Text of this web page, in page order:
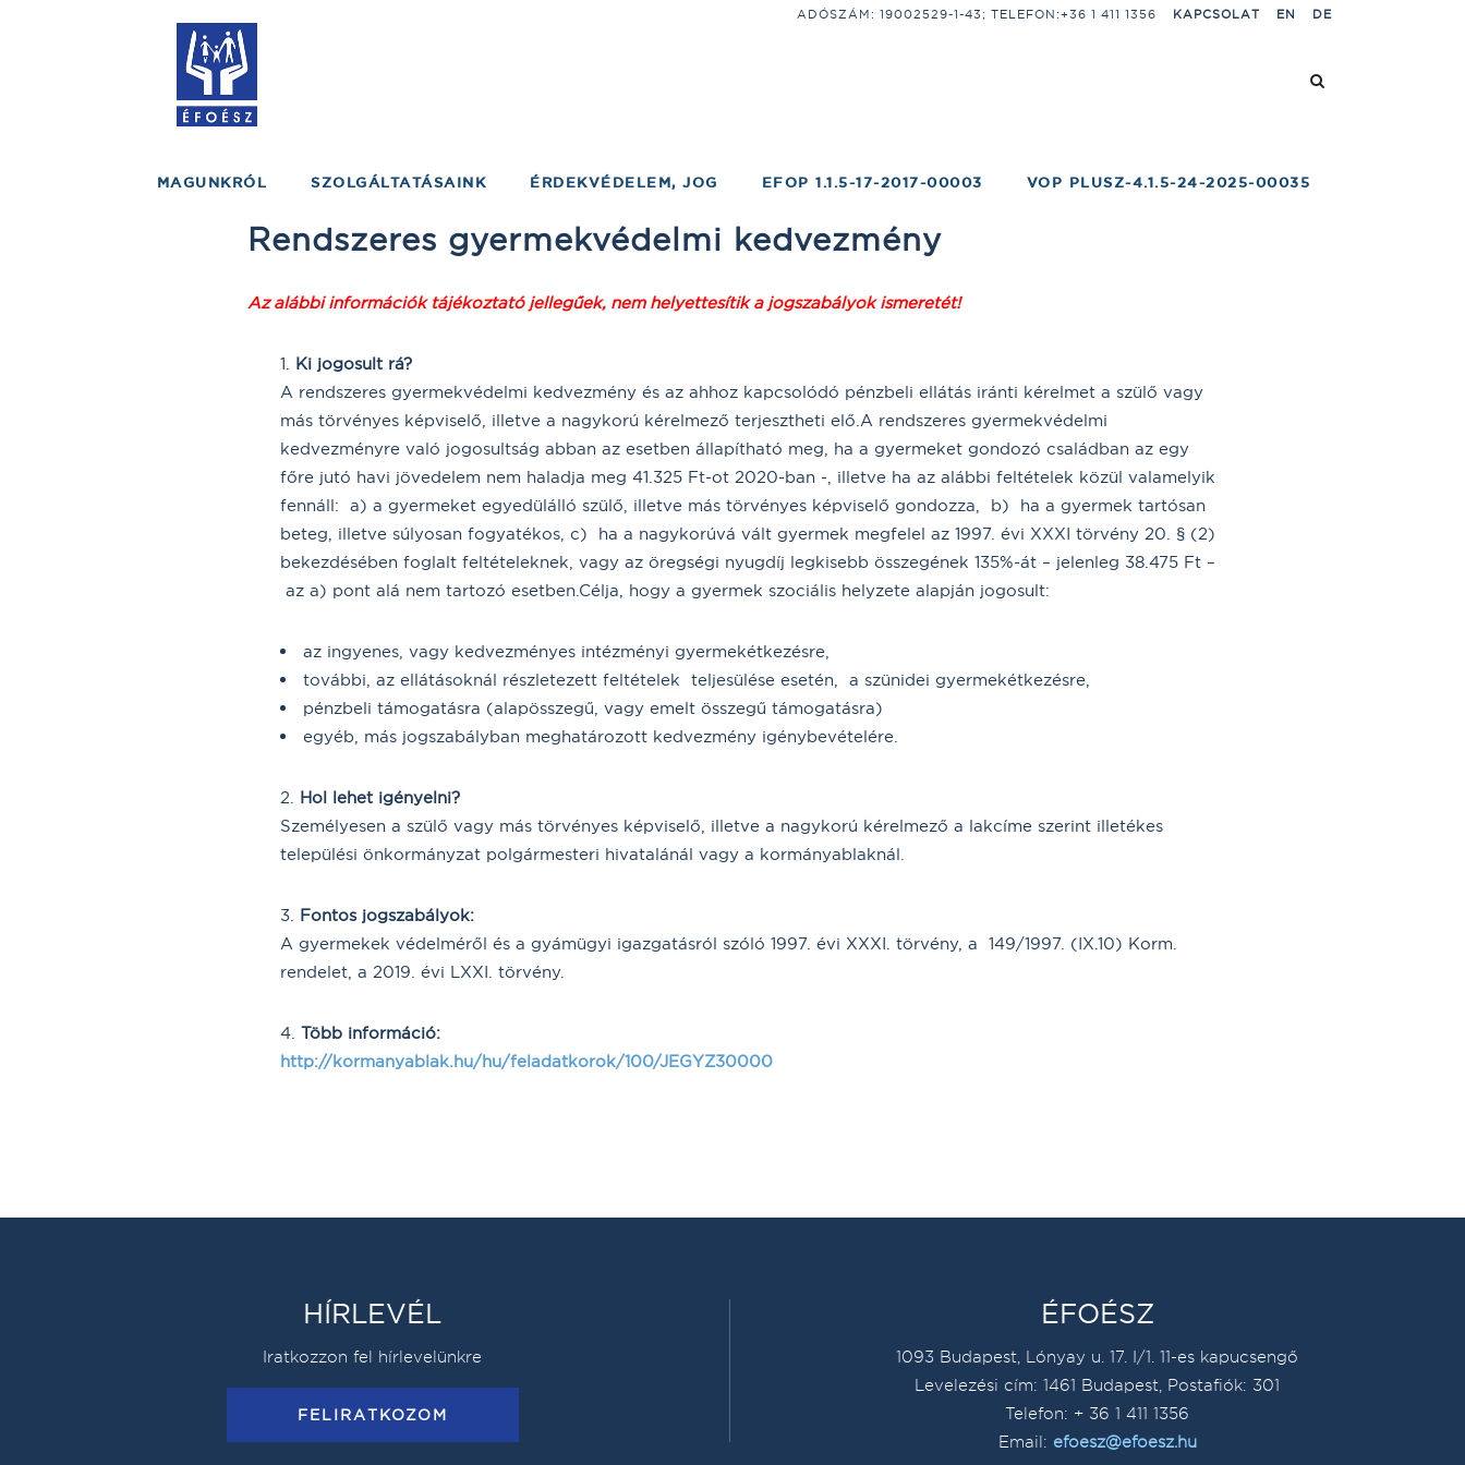
ADÓSZÁM: 19002529-1-43; TELEFON:+36 1 411 1356 KAPCSOLAT EN DE
MAGUNKRÓL SZOLGÁLTATÁSAINK ÉRDEKVÉDELEM, JOG EFOP 1.1.5-17-2017-00003 VOP PLUSZ-4.1.5-24-2025-00035
Rendszeres gyermekvédelmi kedvezmény
Az alábbi információk tájékoztató jellegűek, nem helyettesítik a jogszabályok ismeretét!
Ki jogosult rá?
A rendszeres gyermekvédelmi kedvezmény és az ahhoz kapcsolódó pénzbeli ellátás iránti kérelmet a szülő vagy
más törvényes képviselő, illetve a nagykorú kérelmező terjesztheti elő.A rendszeres gyermekvédelmi
kedvezményre való jogosultság abban az esetben állapítható meg, ha a gyermeket gondozó családban az egy
főre jutó havi jövedelem nem haladja meg 41.325 Ft-ot 2020-ban -, illetve ha az alábbi feltételek közül valamelyik
fennáll: a) a gyermeket egyedülálló szülő, illetve más törvényes képviselő gondozza, b) ha a gyermek tartósan
beteg, illetve súlyosan fogyatékos, c) ha a nagykorúvá vált gyermek megfelel az 1997. évi XXXI törvény 20. § (2)
bekezdésében foglalt feltételeknek, vagy az öregségi nyugdíj legkisebb összegének 135%-át – jelenleg 38.475 Ft –
az a) pont alá nem tartozó esetben.Célja, hogy a gyermek szociális helyzete alapján jogosult:
az ingyenes, vagy kedvezményes intézményi gyermekétkezésre,
további, az ellátásoknál részletezett feltételek teljesülése esetén, a szünidei gyermekétkezésre,
pénzbeli támogatásra (alapösszegű, vagy emelt összegű támogatásra)
egyéb, más jogszabályban meghatározott kedvezmény igénybevételére.
Hol lehet igényelni?
Személyesen a szülő vagy más törvényes képviselő, illetve a nagykorú kérelmező a lakcíme szerint illetékes
települési önkormányzat polgármesteri hivatalánál vagy a kormányablaknál.
Fontos jogszabályok:
A gyermekek védelméről és a gyámügyi igazgatásról szóló 1997. évi XXXI. törvény, a 149/1997. (IX.10) Korm.
rendelet, a 2019. évi LXXI. törvény.
Több információ:
http://kormanyablak.hu/hu/feladatkorok/100/JEGYZ30000
HÍRLEVÉL
Iratkozzon fel hírlevelünkre
FELIRATKOZOM
ÉFOÉSZ
1093 Budapest, Lónyay u. 17. I/1. 11-es kapucsengő
Levelezési cím: 1461 Budapest, Postafiók: 301
Telefon: + 36 1 411 1356
Email: efoesz@efoesz.hu